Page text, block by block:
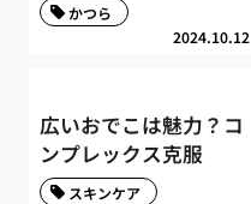
2024.10.12
かつら
広いおでこは魅力？コ
ンプレックス克服
スキンケア